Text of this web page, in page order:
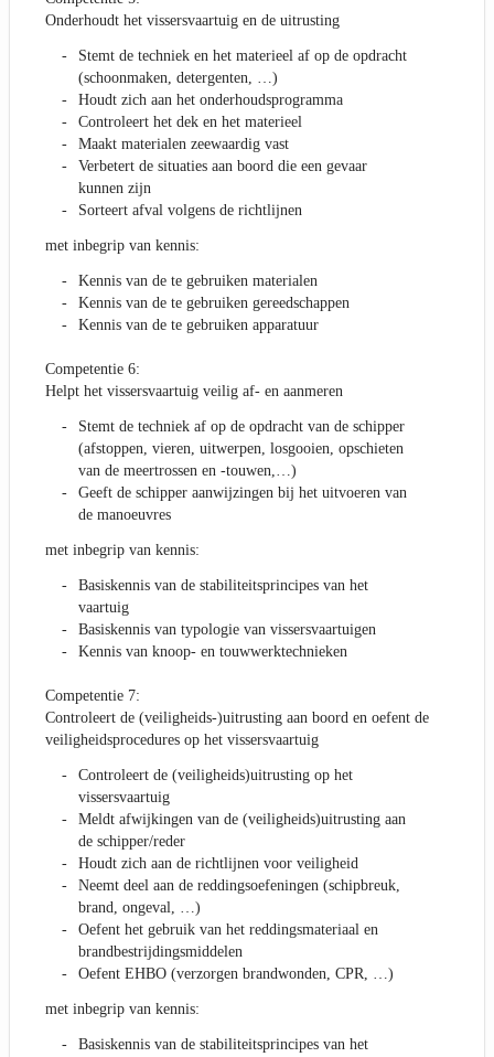
Onderhoudt het vissersvaartuig en de uitrusting
Stemt de techniek en het materieel af op de opdracht
(schoonmaken, detergenten, …)
Houdt zich aan het onderhoudsprogramma
Controleert het dek en het materieel
Maakt materialen zeewaardig vast
Verbetert de situaties aan boord die een gevaar
kunnen zijn
Sorteert afval volgens de richtlijnen
met inbegrip van kennis:
Kennis van de te gebruiken materialen
Kennis van de te gebruiken gereedschappen
Kennis van de te gebruiken apparatuur
Competentie 6:
Helpt het vissersvaartuig veilig af- en aanmeren
Stemt de techniek af op de opdracht van de schipper
(afstoppen, vieren, uitwerpen, losgooien, opschieten
van de meertrossen en -touwen,…)
Geeft de schipper aanwijzingen bij het uitvoeren van
de manoeuvres
met inbegrip van kennis:
Basiskennis van de stabiliteitsprincipes van het
vaartuig
Basiskennis van typologie van vissersvaartuigen
Kennis van knoop- en touwwerktechnieken
Competentie 7:
Controleert de (veiligheids-)uitrusting aan boord en oefent de
veiligheidsprocedures op het vissersvaartuig
Controleert de (veiligheids)uitrusting op het
vissersvaartuig
Meldt afwijkingen van de (veiligheids)uitrusting aan
de schipper/reder
Houdt zich aan de richtlijnen voor veiligheid
Neemt deel aan de reddingsoefeningen (schipbreuk,
brand, ongeval, …)
Oefent het gebruik van het reddingsmateriaal en
brandbestrijdingsmiddelen
Oefent EHBO (verzorgen brandwonden, CPR, …)
met inbegrip van kennis:
Basiskennis van de stabiliteitsprincipes van het